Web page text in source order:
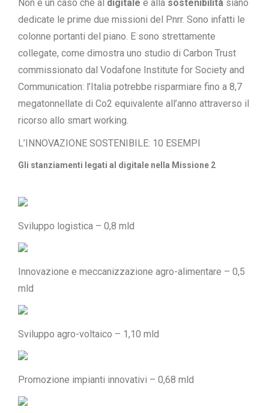
Non è un caso che al digitale e alla sostenibilità siano
dedicate le prime due missioni del Pnrr. Sono infatti le
colonne portanti del piano. E sono strettamente
collegate, come dimostra uno studio di Carbon Trust
commissionato dal Vodafone Institute for Society and
Communication: l’Italia potrebbe risparmiare fino a 8,7
megatonnellate di Co2 equivalente all’anno attraverso il
ricorso allo smart working.
L’INNOVAZIONE SOSTENIBILE: 10 ESEMPI
Gli stanziamenti legati al digitale nella Missione 2
Sviluppo logistica – 0,8 mld
Innovazione e meccanizzazione agro-alimentare – 0,5
mld
Sviluppo agro-voltaico – 1,10 mld
Promozione impianti innovativi – 0,68 mld